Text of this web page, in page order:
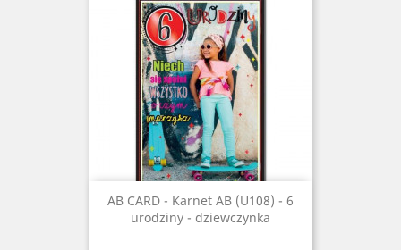
AB CARD - Karnet AB (U108) - 6
urodziny - dziewczynka